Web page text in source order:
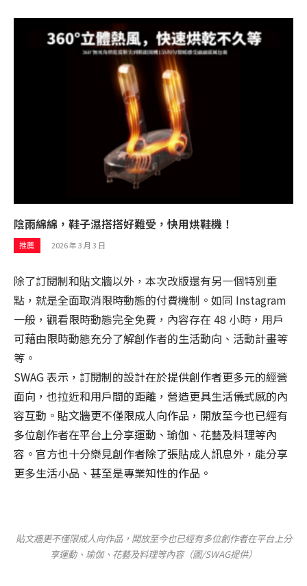
陰雨綿綿，鞋子濕搭搭好難受，快用烘鞋機！
推薦 2026 年 3 月 3 日
除了訂閱制和貼文牆以外，本次改版還有另一個特別重
點，就是全面取消限時動態的付費機制。如同 Instagram
一般，觀看限時動態完全免費，內容存在 48 小時，用戶
可藉由限時動態充分了解創作者的生活動向、活動計畫等
等。
SWAG 表示，訂閱制的設計在於提供創作者更多元的經營
面向，也拉近和用戶間的距離，營造更具生活儀式感的內
容互動。貼文牆更不僅限成人向作品，開放至今也已經有
多位創作者在平台上分享運動、瑜伽、花藝及料理等內
容。官方也十分樂見創作者除了張貼成人訊息外，能分享
更多生活小品、甚至是專業知性的作品。
貼文牆更不僅限成人向作品，開放至今也已經有多位創作者在平台上分
享運動、瑜伽、花藝及料理等內容（圖/SWAG提供）